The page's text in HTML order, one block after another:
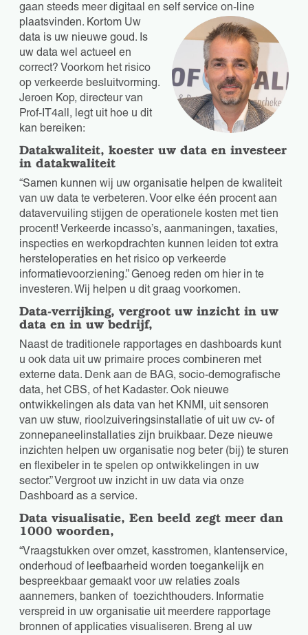
gaan steeds meer digitaal en self service on-line
plaatsvinden. Kortom Uw
data is uw nieuwe goud. Is
uw data wel actueel en
correct? Voorkom het risico
op verkeerde besluitvorming.
Jeroen Kop, directeur van
Prof-IT4all, legt uit hoe u dit
kan bereiken:
Datakwaliteit, koester uw data en investeer
in datakwaliteit
“Samen kunnen wij uw organisatie helpen de kwaliteit
van uw data te verbeteren. Voor elke één procent aan
datavervuiling stijgen de operationele kosten met tien
procent! Verkeerde incasso’s, aanmaningen, taxaties,
inspecties en werkopdrachten kunnen leiden tot extra
hersteloperaties en het risico op verkeerde
informatievoorziening.” Genoeg reden om hier in te
investeren. Wij helpen u dit graag voorkomen.
Data-verrijking, vergroot uw inzicht in uw
data en in uw bedrijf,
Naast de traditionele rapportages en dashboards kunt
u ook data uit uw primaire proces combineren met
externe data. Denk aan de BAG, socio-demografische
data, het CBS, of het Kadaster. Ook nieuwe
ontwikkelingen als data van het KNMI, uit sensoren
van uw stuw, rioolzuiveringsinstallatie of uit uw cv- of
zonnepaneelinstallaties zijn bruikbaar. Deze nieuwe
inzichten helpen uw organisatie nog beter (bij) te sturen
en flexibeler in te spelen op ontwikkelingen in uw
sector.” Vergroot uw inzicht in uw data via onze
Dashboard as a service.
Data visualisatie, Een beeld zegt meer dan
1000 woorden,
“Vraagstukken over omzet, kasstromen, klantenservice,
onderhoud of leefbaarheid worden toegankelijk en
bespreekbaar gemaakt voor uw relaties zoals
aannemers, banken of toezichthouders. Informatie
verspreid in uw organisatie uit meerdere rapportage
bronnen of applicaties visualiseren. Breng al uw